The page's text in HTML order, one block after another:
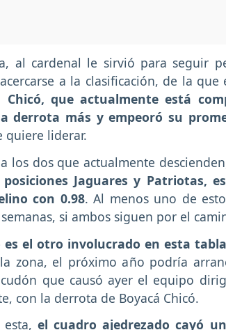
al cardenal le sirvió para seguir
a la clasificación, de la
Chicó, que actualmente está
derrota más y empeoró su
quiere liderar.
los dos que actualmente
Jaguares y Patriotas,
con 0.98. Al menos uno de
si ambos siguen por el
es el otro involucrado en esta
zona, el próximo año podría
que causó ayer el equipo
con la derrota de Boyacá Chicó.
esta,el cuadro ajedrezado cayó